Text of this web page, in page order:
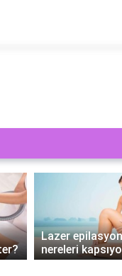
Lazer
nereleri